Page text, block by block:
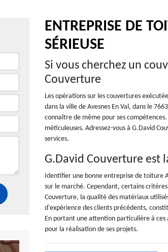
ENTREPRISE DE
SÉRIEUSE
Si vous cherchez un
Couverture
Les opérations sur les couvertures
dans la ville de Avesnes En Val, dans le
connaître de même pour ses
méticuleuses. Adressez-vous à G.David
services.
G.David Couverture est
Identifier une bonne entreprise de toiture
sur le marché. Cependant, certains
Couverture, la qualité des matériaux
d'expérience des clients précédents,
En portant une attention particulière à ces
pour la réalisation de ses projets.